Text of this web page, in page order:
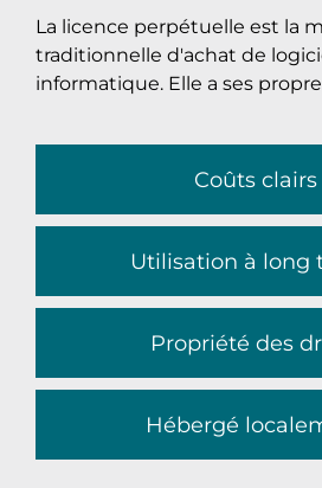
La licence perpétuelle est la
traditionnelle d'achat de
informatique. Elle a ses
Coûts clairs
Utilisation à long
Propriété des
Hébergé